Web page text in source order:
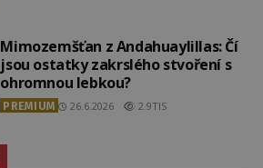
Mimozemšťan z Andahuaylillas: Čí
jsou ostatky zakrslého stvoření s
ohromnou lebkou?
PREMIUM 26.6.2026 2.9TIS